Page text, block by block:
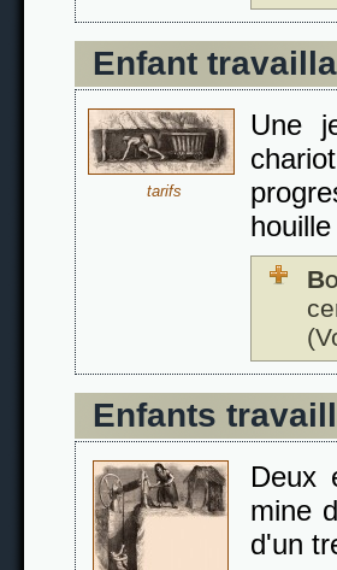
Enfant
tarifs
Une
Enfants
Deux
mine
d'un